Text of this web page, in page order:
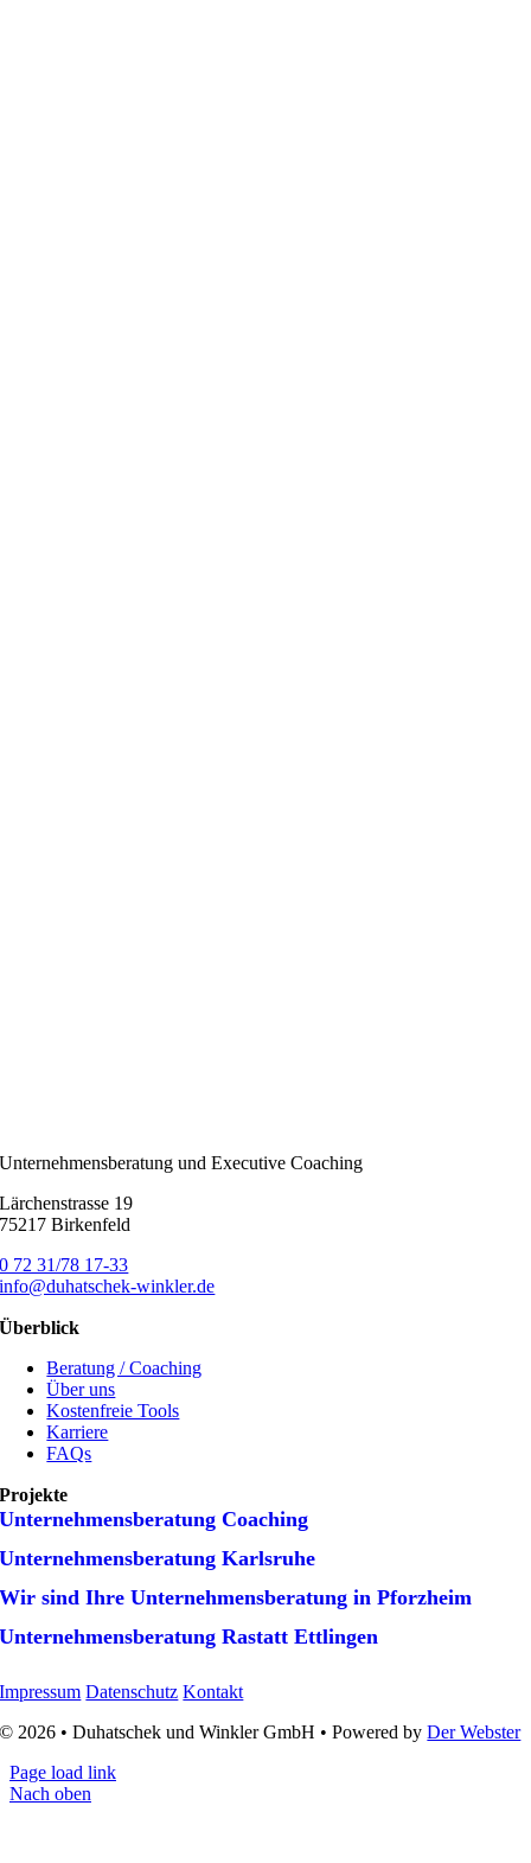
Unternehmensberatung und Executive Coaching
Lärchenstrasse 19
75217 Birkenfeld
0 72 31/78 17-33
info@duhatschek-winkler.de
Überblick
Beratung / Coaching
Über uns
Kostenfreie Tools
Karriere
FAQs
Projekte
Unternehmens­beratung Coaching
Unternehmens­beratung Karlsruhe
Wir sind Ihre Unternehmens­beratung in Pforzheim
Unternehmens­beratung Rastatt Ettlingen
Impressum Datenschutz Kontakt
© 2026 • Duhatschek und Winkler GmbH • Powered byDer Webster
Page load link
Nach oben